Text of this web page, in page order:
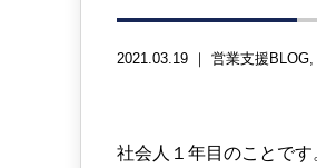
2021.03.19 ｜ 営業支援BLOG
社会人１年目のことです